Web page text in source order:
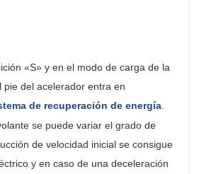
«S» y en el modo de carga de la
pie del acelerador entra en
de recuperación de energía.
se puede variar el grado de
de velocidad inicial se consigue
y en caso de una deceleración